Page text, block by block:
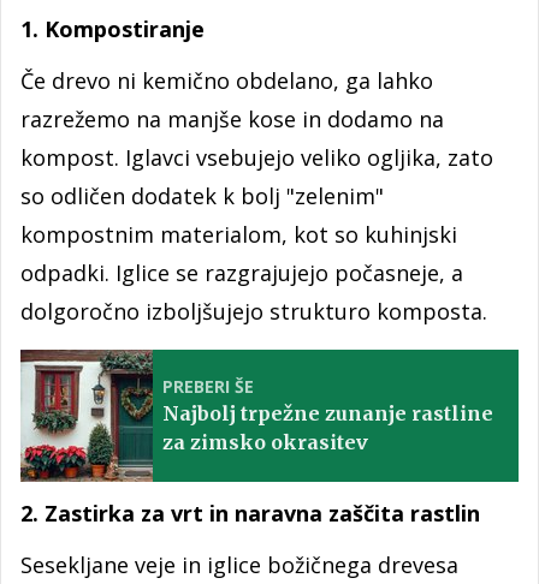
1. Kompostiranje
Če drevo ni kemično obdelano, ga lahko
razrežemo na manjše kose in dodamo na
kompost. Iglavci vsebujejo veliko ogljika, zato
so odličen dodatek k bolj "zelenim"
kompostnim materialom, kot so kuhinjski
odpadki. Iglice se razgrajujejo počasneje, a
dolgoročno izboljšujejo strukturo komposta.
PREBERI ŠE
Najbolj trpežne zunanje rastline
za zimsko okrasitev
2. Zastirka za vrt in naravna zaščita rastlin
Sesekljane veje in iglice božičnega drevesa